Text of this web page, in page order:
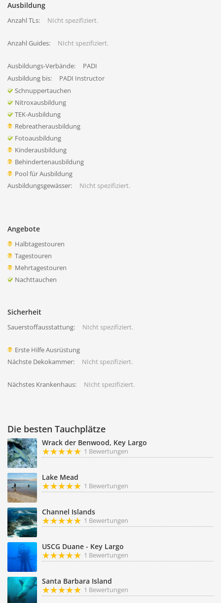
Ausbildung
Anzahl TLs: NIcht spezifiziert.
Anzahl Guides: NIcht spezifiziert.
Ausbildungs-Verbände:
PADI
Ausbildung bis:
PADI Instructor
Schnuppertauchen
Nitroxausbildung
TEK-Ausbildung
Rebreatherausbildung
Fotoausbildung
Kinderausbildung
Behindertenausbildung
Pool für Ausbildung
Ausbildungsgewässer:
NIcht spezifiziert.
Angebote
Halbtagestouren
Tagestouren
Mehrtagestouren
Nachttauchen
Sicherheit
Sauerstoffausstattung: NIcht spezifiziert.
Erste Hilfe Ausrüstung
Nächste Dekokammer:
NIcht spezifiziert.
Nächstes Krankenhaus: NIcht spezifiziert.
Die besten Tauchplätze
Wrack der Benwood, Key Largo
1 Bewertungen
Lake Mead
1 Bewertungen
Channel Islands
1 Bewertungen
USCG Duane - Key Largo
1 Bewertungen
Santa Barbara Island
1 Bewertungen